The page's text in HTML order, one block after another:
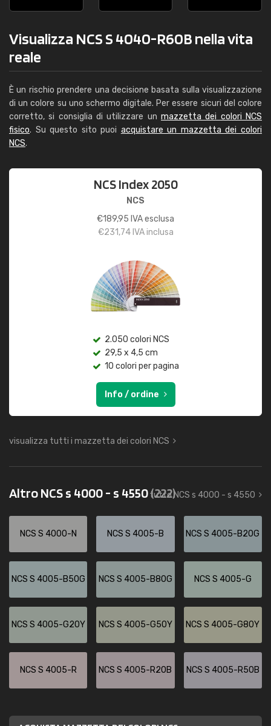
Visualizza NCS S 4040-R60B nella vita
reale
È un rischio prendere una decisione basata sulla visualizzazione
di un colore su uno schermo digitale. Per essere sicuri del colore
corretto, si consiglia di utilizzare un mazzetta dei colori NCS
fisico. Su questo sito puoi acquistare un mazzetta dei colori
NCS.
NCS Index 2050
NCS
€189,95 IVA esclusa
€231,74IVA inclusa
2.050 colori NCS
29,5 x 4,5 cm
10 colori per pagina
Info / ordine
visualizza tutti i mazzetta dei colori NCS
Altro NCS s 4000 - s 4550(222)
tutto NCS s 4000 - s 4550
NCS S 4000-N NCS S 4005-B NCS S 4005-B20G
NCS S 4005-B50G NCS S 4005-B80G NCS S 4005-G
NCS S 4005-G20Y NCS S 4005-G50Y NCS S 4005-G80Y
NCS S 4005-R NCS S 4005-R20B NCS S 4005-R50B